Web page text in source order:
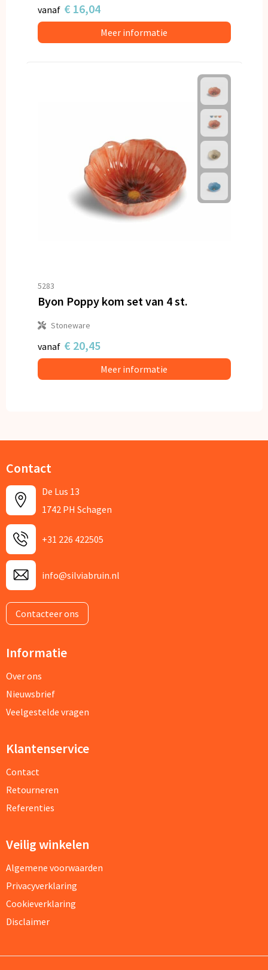
vanaf € 16,04
Meer informatie
5283
Byon Poppy kom set van 4 st.
Stoneware
vanaf € 20,45
Meer informatie
Contact
De Lus 13
1742 PH Schagen
+31 226 422505
info@silviabruin.nl
Contacteer ons
Informatie
Over ons
Nieuwsbrief
Veelgestelde vragen
Klantenservice
Contact
Retourneren
Referenties
Veilig winkelen
Algemene voorwaarden
Privacyverklaring
Cookieverklaring
Disclaimer